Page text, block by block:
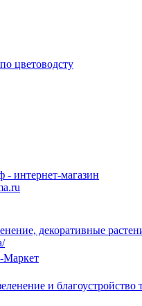
цветоводсту
интернет-магазин
декоративные
Маркет
и благоустройство